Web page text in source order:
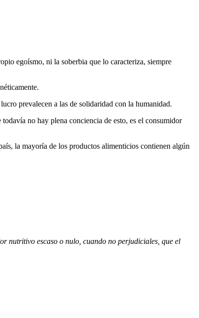
egoísmo, ni la soberbia que lo caracteriza, siempre
prevalecen a las de solidaridad con la humanidad.
no hay plena conciencia de esto, es el consumidor
la mayoría de los productos alimenticios contienen algún
nutritivo escaso o nulo, cuando no perjudiciales, que el